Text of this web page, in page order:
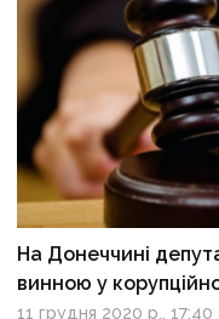
На Донеччині
винною у
11 грудня 2020 р., 17:40